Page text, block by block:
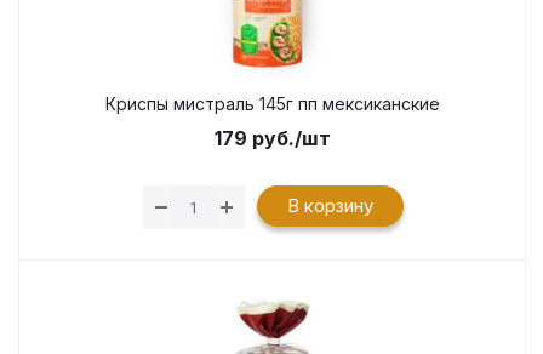
Криспы мистраль 145г пп мексиканские
179 руб./шт
В корзину